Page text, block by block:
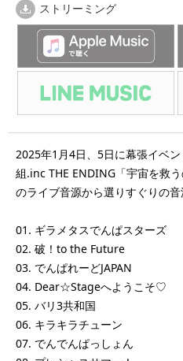
ストリーミング
2025年1月4日、5日に幕張イベ
組.inc THE ENDING「宇宙を救
のライブ音源から選りすぐりの音
01. ギラメタスでんぱスターズ
02. 破！to the Future
03. でんぱれーどJAPAN
04. Dear☆Stageへようこそ♡
05. バリ3共和国
06. キラキラチューン
07. でんでんぱっしょん